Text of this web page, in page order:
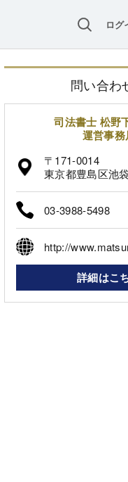
ログ
問い合わ
司法書士 松野
運営事務
〒171-0014
東京都豊島区池
03-3988-5498
http://
詳細はこ